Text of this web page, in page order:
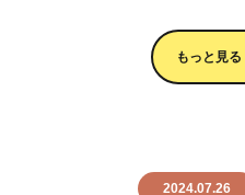
もっと見る
2024.07.26